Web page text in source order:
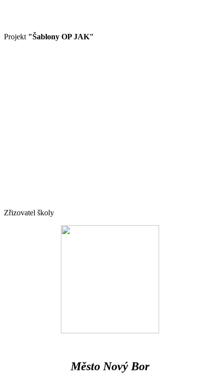
Projekt "Šablony OP JAK"
Zřizovatel školy
Město Nový Bor